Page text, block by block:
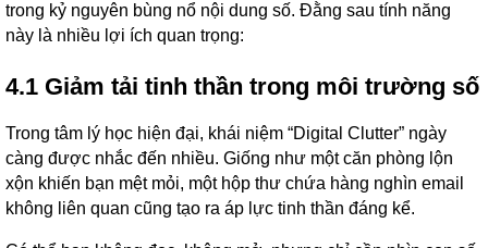
trong kỷ nguyên bùng nổ nội dung số. Đằng sau tính năng
này là nhiều lợi ích quan trọng:
4.1 Giảm tải tinh thần trong môi trường số
Trong tâm lý học hiện đại, khái niệm “Digital Clutter” ngày
càng được nhắc đến nhiều. Giống như một căn phòng lộn
xộn khiến bạn mệt mỏi, một hộp thư chứa hàng nghìn email
không liên quan cũng tạo ra áp lực tinh thần đáng kể.